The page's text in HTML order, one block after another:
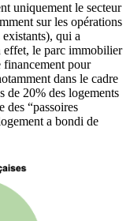
uniquement le secteur
sur les opérations
qui a
effet, le parc immobilier
financement pour
dans le cadre
de 20% des logements
des “passoires
a bondi de